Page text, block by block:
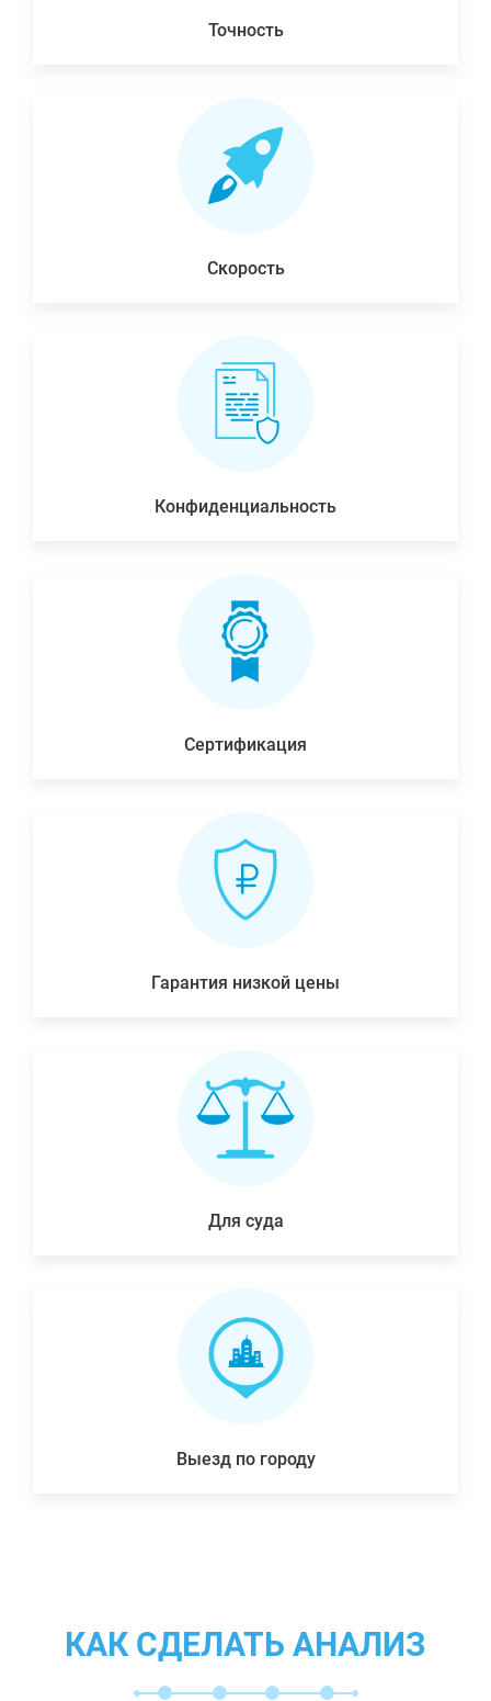
Точность
Скорость
Конфиденциальность
Сертификация
Гарантия низкой цены
Для суда
Выезд по городу
КАК СДЕЛАТЬ АНАЛИЗ